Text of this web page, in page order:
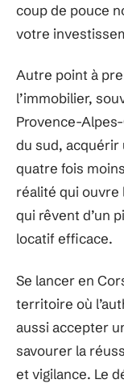
coup de pouce
votre
Autre point à
l’immobilier,
Provence-
du sud, acquérir
quatre fois
réalité qui ouvre
qui rêvent d’un
locatif efficace.
Se lancer en
territoire où
aussi accepter
savourer la
et vigilance. Le